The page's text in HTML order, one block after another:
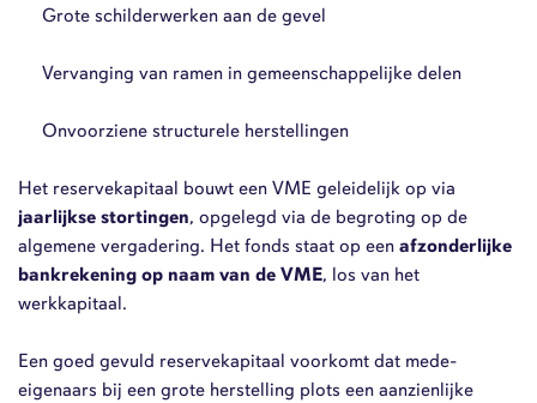
Grote schilderwerken aan de gevel
Vervanging van ramen in gemeenschappelijke delen
Onvoorziene structurele herstellingen
Het reservekapitaal bouwt een VME geleidelijk op via
jaarlijkse stortingen, opgelegd via de begroting op de
algemene vergadering. Het fonds staat op een afzonderlijke
bankrekening op naam van de VME, los van het
werkkapitaal.
Een goed gevuld reservekapitaal voorkomt dat mede-
eigenaars bij een grote herstelling plots een aanzienlijke